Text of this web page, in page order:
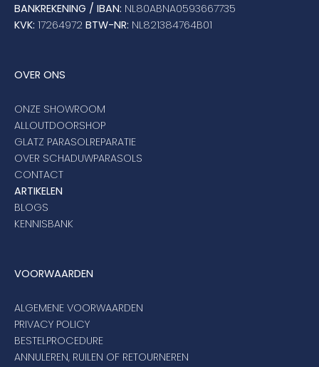
BANKREKENING / IBAN: NL80ABNA0593667735
KVK: 17264972 BTW-NR: NL821384764B01
OVER ONS
ONZE SHOWROOM
ALLOUTDOORSHOP
GLATZ PARASOLREPARATIE
OVER SCHADUWPARASOLS
CONTACT
ARTIKELEN
BLOGS
KENNISBANK
VOORWAARDEN
ALGEMENE VOORWAARDEN
PRIVACY POLICY
BESTELPROCEDURE
ANNULEREN, RUILEN OF RETOURNEREN